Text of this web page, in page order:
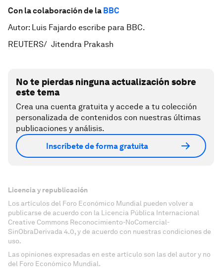
Con la colaboración de la BBC
Autor: Luis Fajardo escribe para BBC.
REUTERS/ Jitendra Prakash
No te pierdas ninguna actualización sobre
este tema
Crea una cuenta gratuita y accede a tu colección
personalizada de contenidos con nuestras últimas
publicaciones y análisis.
Inscríbete de forma gratuita
Licencia y republicación
Los artículos del Foro Económico Mundial pueden volver a
publicarse de acuerdo con la Licencia Pública Internacional
Creative Commons Reconocimiento-NoComercial-
SinObraDerivada 4.0, y de acuerdo con nuestras condiciones de
uso.
Las opiniones expresadas en este artículo son las del autor y no
del Foro Económico Mundial.